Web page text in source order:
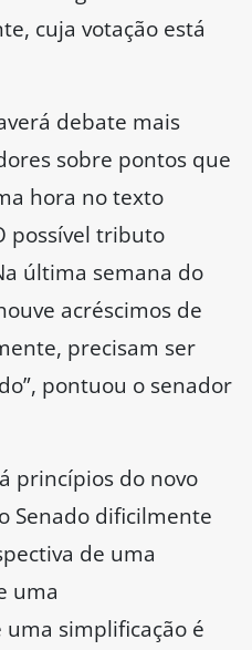
cuja votação está
debate mais
sobre pontos que
hora no texto
possível tributo
última semana do
acréscimos de
precisam ser
pontuou o senador
princípios do novo
Senado dificilmente
de uma
uma
simplificação é